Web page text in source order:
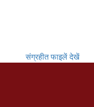
संग्रहीत फाइलें देखें